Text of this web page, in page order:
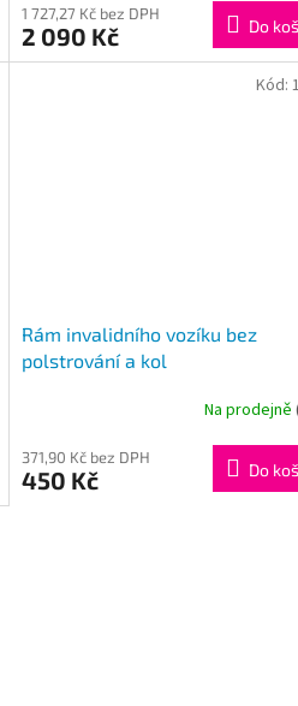
1 727,27 Kč bez DPH
2 090 Kč Do
Rám invalidního vozíku bez
polstrování a kol
Na prodejně
371,90 Kč bez DPH
450 Kč Do
Kód: